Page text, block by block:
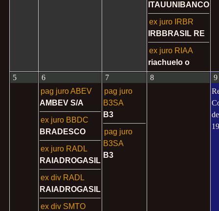
ITAUUNIBANCO
ex juro IRBR
IRBBRASIL RE
ex juro RIAA
riachuelo o
5
6
pag juro ABEV
AMBEV S/A
ex juro BBDC
BRADESCO
ex juro RADL
RAIADROGASIL
ex div RADL
RAIADROGASIL
ex div SMTO
7
pag juro
B3SA
B3
pag juro
B3SA
B3
8
9
de